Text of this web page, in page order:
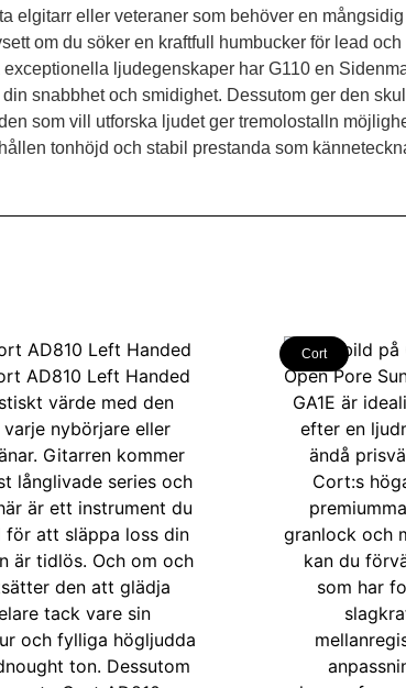
elgitarr eller veteraner som behöver en
om du söker en kraftfull humbucker för lead
ljudegenskaper har G110 en
snabbhet och smidighet. Dessutom ger den
som vill utforska ljudet ger tremolostalln
tonhöjd och stabil prestanda som
Cort